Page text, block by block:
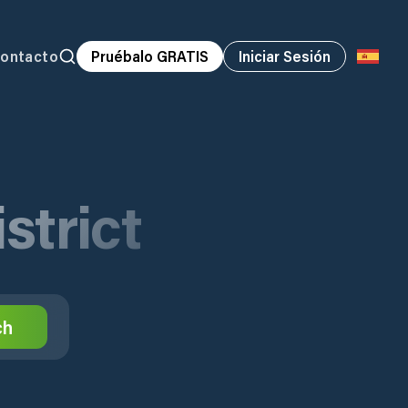
Pruébalo GRATIS Iniciar Sesión